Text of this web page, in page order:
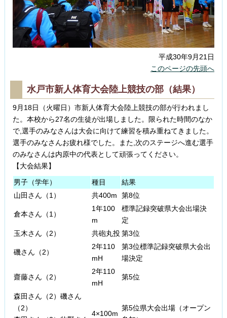
平成30年9月21日
このページの先頭へ
水戸市新人体育大会陸上競技の部（結果）
9月18日（火曜日）市新人体育大会陸上競技の部が行われまし
た。本校から27名の生徒が出場しました。限られた時間のなか
で,選手のみなさんは大会に向けて練習を積み重ねてきました。
選手のみなさんお疲れ様でした。また,次のステージへ進む選手
のみなさんは内原中の代表として頑張ってください。
【大会結果】
男子（学年）
種目
結果
山田さん（1）
共400m 第8位
倉本さん（1）
1年100
m
標準記録突破県大会出場決
定
玉木さん（2）
共砲丸投第3位
磯さん（2）
2年110
mH
第3位標準記録突破県大会出
場決定
齋藤さん（2）
2年110
mH
第5位
森田さん（2）磯さん
（2）
4×100m
第5位県大会出場（オープン